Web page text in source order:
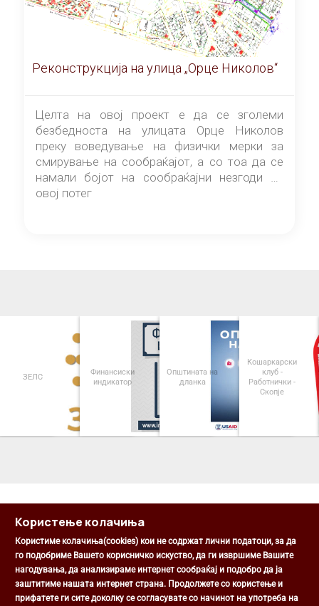
Реконструкција на улица „Орце Николов“
Целта на овој проект е да се зголеми
безбедноста на улицата Орце Николов
преку воведување на физички мерки за
смирување на сообраќајот, а со тоа да се
намали бојот на сообраќајни незгоди на
овој потег
ЗЕЛС
Финансиски
индикатор
Општината на
дланка
Кошаркарски
клуб -
Работнички -
Скопје
Општина Центар
Михаил Цоков бр. 1, Скопје
Користење колачиња
Користиме колачиња(cookies) кои не содржат лични податоци, за да
го подобриме Вашето корисничко искуство, да ги извршиме Вашите
нагодувања, да анализираме интернет сообраќај и подобро да ја
заштитиме нашата интернет страна. Продолжете со користење и
прифатете ги сите доколку се согласувате со начинот на употреба на